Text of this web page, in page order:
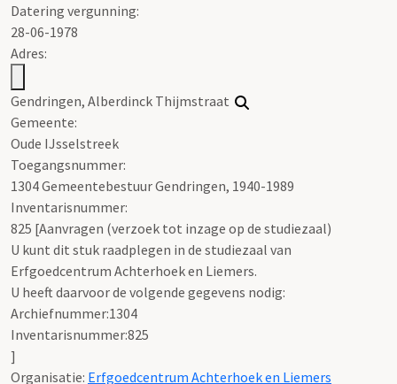
Datering vergunning:
28-06-1978
Adres:
Gendringen, Alberdinck Thijmstraat
Gemeente:
Oude IJsselstreek
Toegangsnummer:
1304 Gemeentebestuur Gendringen, 1940-1989
Inventarisnummer:
825 [Aanvragen (verzoek tot inzage op de studiezaal)
U kunt dit stuk raadplegen in de studiezaal van
Erfgoedcentrum Achterhoek en Liemers.
U heeft daarvoor de volgende gegevens nodig:
Archiefnummer:1304
Inventarisnummer:825
]
Organisatie: Erfgoedcentrum Achterhoek en Liemers